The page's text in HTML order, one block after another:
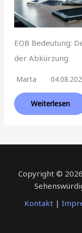
EOB Bedeutung:
der Abkürzung
Marta
Weiterlesen
Copyright ©
Kontakt |